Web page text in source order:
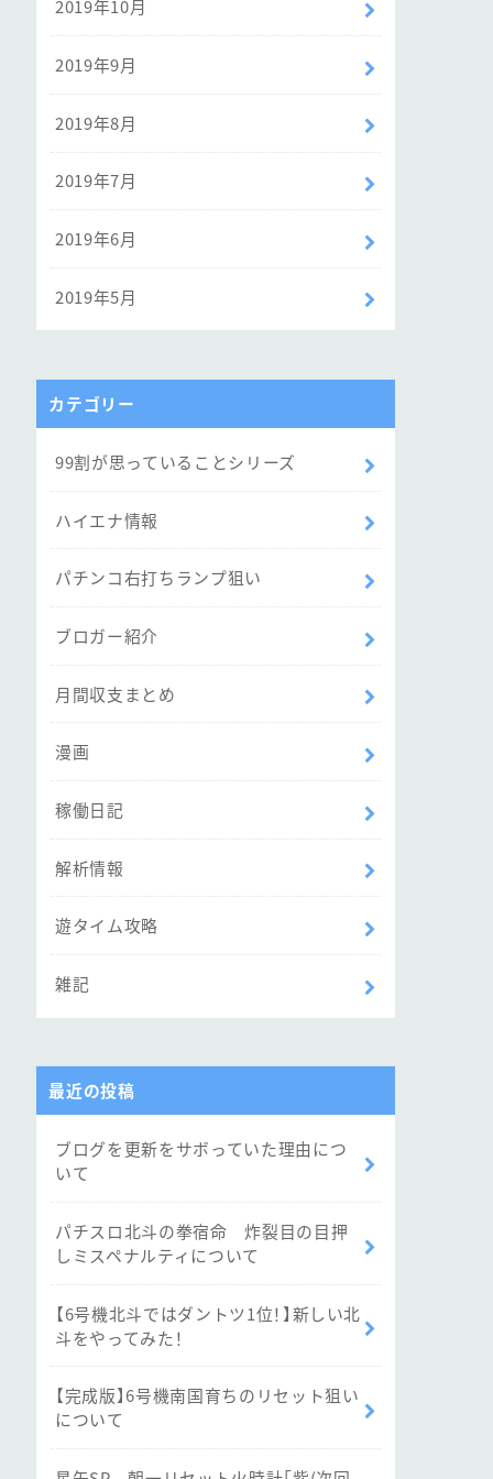
2019年10月
2019年9月
2019年8月
2019年7月
2019年6月
2019年5月
カテゴリー
99割が思っていることシリーズ
ハイエナ情報
パチンコ右打ちランプ狙い
ブロガー紹介
月間収支まとめ
漫画
稼働日記
解析情報
遊タイム攻略
雑記
最近の投稿
ブログを更新をサボっていた理由につ
いて
パチスロ北斗の拳宿命 炸裂目の目押
しミスペナルティについて
【6号機北斗ではダントツ1位！】新しい北
斗をやってみた！
【完成版】6号機南国育ちのリセット狙い
について